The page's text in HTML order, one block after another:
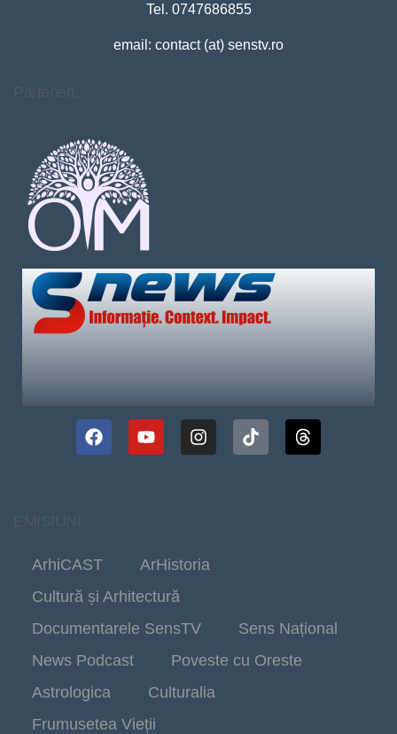
Tel. 0747686855
email: contact (at) senstv.ro
ArhiCAST
ArHistoria
Cultură și Arhitectură
Documentarele SensTV
Sens Național
News Podcast
Poveste cu Oreste
Astrologica
Culturalia
Frumusetea Vieții